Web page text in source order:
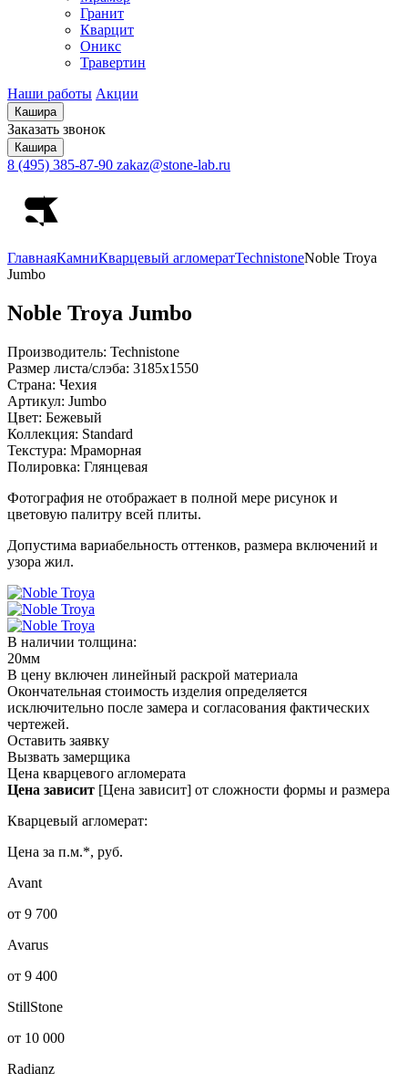
Гранит
Кварцит
Оникс
Травертин
Наши работы Акции
Кашира
Заказать звонок
Кашира
8 (495) 385-87-90 zakaz@stone-lab.ru
ГлавнаяКамниКварцевый агломератTechnistoneNoble Troya
Jumbo
Noble Troya Jumbo
Производитель: Technistone
Размер листа/слэба: 3185х1550
Страна: Чехия
Артикул: Jumbo
Цвет: Бежевый
Коллекция: Standard
Текстура: Мраморная
Полировка: Глянцевая
Фотография не отображает в полной мере рисунок и
цветовую палитру всей плиты.
Допустима вариабельность оттенков, размера включений и
узора жил.
В наличии толщина:
20мм
В цену включен линейный раскрой материала
Окончательная стоимость изделия определяется
исключительно после замера и согласования фактических
чертежей.
Оставить заявку
Вызвать замерщика
Цена кварцевого агломерата
Цена зависит [Цена зависит] от сложности формы и размера
Кварцевый агломерат:
Цена за п.м.*, руб.
Avant
от 9 700
Avarus
от 9 400
StillStone
от 10 000
Radianz